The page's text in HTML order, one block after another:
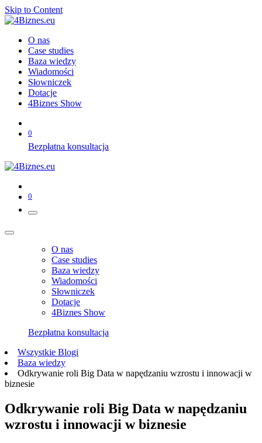
Skip to Content
O nas
Case studies
Baza wiedzy
Wiadomości
Słowniczek
Dotacje
4Biznes Show
0
Bezpłatna konsultacja
0
O nas
Case studies
Baza wiedzy
Wiadomości
Słowniczek
Dotacje
4Biznes Show
Bezpłatna konsultacja
Wszystkie Blogi
Baza wiedzy
Odkrywanie roli Big Data w napędzaniu wzrostu i innowacji w
biznesie
Odkrywanie roli Big Data w napędzaniu
wzrostu i innowacji w biznesie